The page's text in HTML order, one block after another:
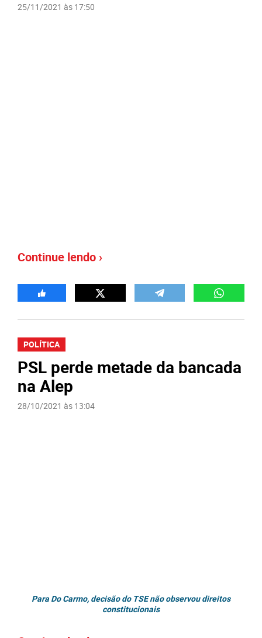
25/11/2021 às 17:50
Continue lendo ›
POLÍTICA
PSL perde metade da bancada
na Alep
28/10/2021 às 13:04
Para Do Carmo, decisão do TSE não observou direitos
constitucionais